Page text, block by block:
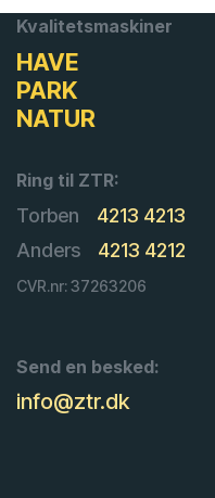
Kvalitetsmaskiner
HAVE
PARK
NATUR
Ring til ZTR:
Torben
4213 4213
Anders
4213 4212
CVR.nr: 37263206
Send en besked:
info@ztr.dk